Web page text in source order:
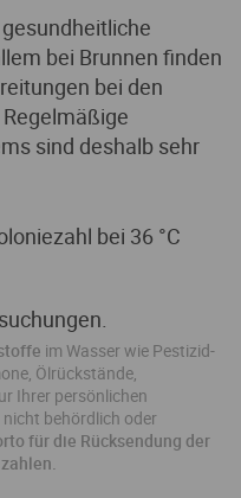
bei Brunnen finden
bei den
sind deshalb sehr
bei 36 °C
im Wasser wie Pestizid-
Ölrückstände,
Ihrer persönlichen
behördlich oder
für die Rücksendung der